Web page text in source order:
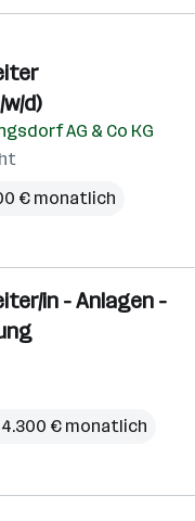
d)
AG & Co KG
€ monatlich
in - Anlagen -
4.300 € monatlich